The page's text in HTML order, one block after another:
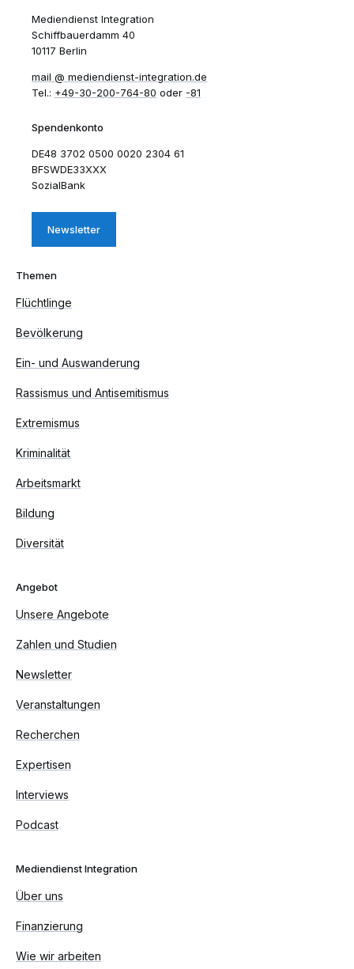
Mediendienst Integration
Schiffbauerdamm 40
10117 Berlin
mail​
mediendienst-integration.de
Tel.: +49-30-200-764-80 oder -81
Spendenkonto
DE48 3702 0500 0020 2304 61
BFSWDE33XXX
SozialBank
Newsletter
Themen
Flüchtlinge
Bevölkerung
Ein- und Auswanderung
Rassismus und Antisemitismus
Extremismus
Kriminalität
Arbeitsmarkt
Bildung
Diversität
Angebot
Unsere Angebote
Zahlen und Studien
Newsletter
Veranstaltungen
Recherchen
Expertisen
Interviews
Podcast
Mediendienst Integration
Über uns
Finanzierung
Wie wir arbeiten